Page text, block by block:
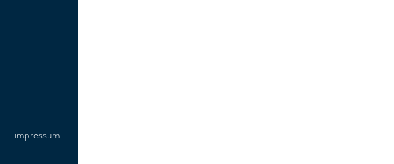
impressum